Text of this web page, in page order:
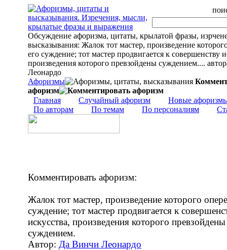
Обсуждение афоризма, цитаты, крылатой фразы,
высказывания: Жалок тот мастер, произведение
его суждение; тот мастер продвигается к совершенству
произведения которого превзойдены суждением....
Леонардо
Афоризмы
афоризм
Главная
Случайный афоризм
Новые
По авторам
По темам По персоналиям
Комментировать афоризм:
Жалок тот мастер, произведение которого
суждение; тот мастер продвигается к
искусства, произведения которого превзойдены
суждением.
Автор: Да Винчи Леонардо